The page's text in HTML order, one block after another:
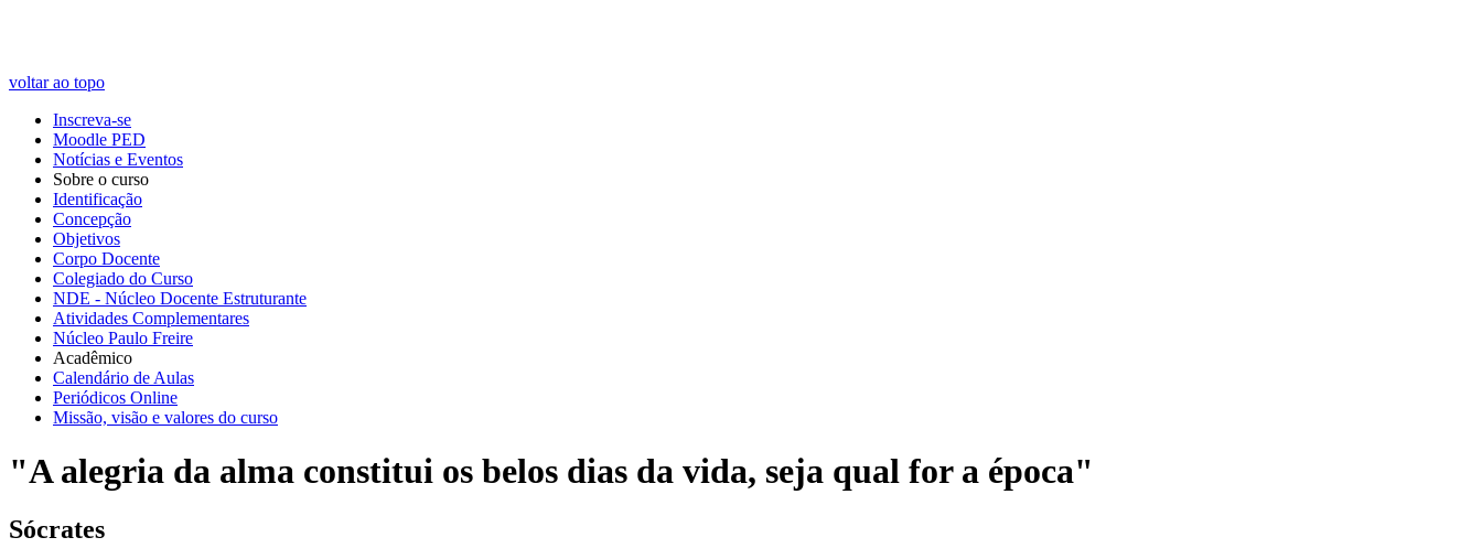
voltar ao topo
Inscreva-se
Moodle PED
Notícias e Eventos
Sobre o curso
Identificação
Concepção
Objetivos
Corpo Docente
Colegiado do Curso
NDE - Núcleo Docente Estruturante
Atividades Complementares
Núcleo Paulo Freire
Acadêmico
Calendário de Aulas
Periódicos Online
Missão, visão e valores do curso
"A alegria da alma constitui os belos dias da vida, seja qual for a época"
Sócrates